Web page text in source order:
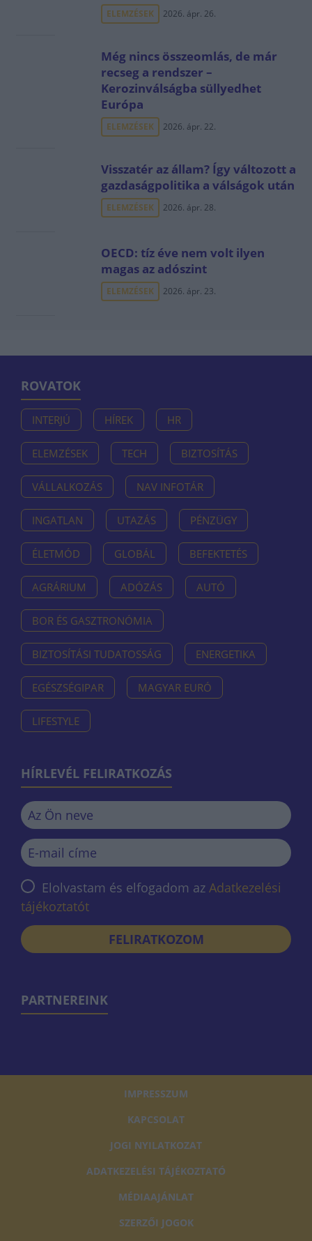
ELEMZÉSEK 2026. ápr. 26.
Még nincs összeomlás, de már
recseg a rendszer –
Kerozinválságba süllyedhet
Európa
ELEMZÉSEK 2026. ápr. 22.
Visszatér az állam? Így változott a
gazdaságpolitika a válságok után
ELEMZÉSEK 2026. ápr. 28.
OECD: tíz éve nem volt ilyen
magas az adószint
ELEMZÉSEK 2026. ápr. 23.
ROVATOK
INTERJÚ HÍREK HR
ELEMZÉSEK TECH BIZTOSÍTÁS
VÁLLALKOZÁS NAV INFOTÁR
INGATLAN UTAZÁS PÉNZÜGY
ÉLETMÓD GLOBÁL BEFEKTETÉS
AGRÁRIUM ADÓZÁS AUTÓ
BOR ÉS GASZTRONÓMIA
BIZTOSÍTÁSI TUDATOSSÁG ENERGETIKA
EGÉSZSÉGIPAR MAGYAR EURÓ
LIFESTYLE
HÍRLEVÉL FELIRATKOZÁS
Elolvastam és elfogadom az Adatkezelési
tájékoztatót
FELIRATKOZOM
PARTNEREINK
IMPRESSZUM
KAPCSOLAT
JOGI NYILATKOZAT
ADATKEZELÉSI TÁJÉKOZTATÓ
MÉDIAAJÁNLAT
SZERZŐI JOGOK